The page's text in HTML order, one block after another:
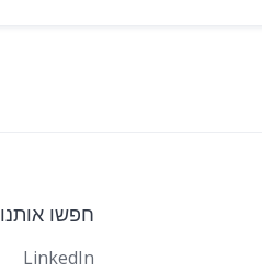
חפשו אותנו
LinkedIn